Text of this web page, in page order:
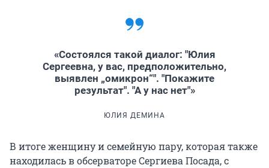
«Состоялся такой диалог: "Юлия
Сергеевна, у вас, предположительно,
выявлен „омикрон“". "Покажите
результат". "А у нас нет"»
ЮЛИЯ ДЕМИНА
В итоге женщину и семейную пару, которая также
находилась в обсерваторе Сергиева Посада, с